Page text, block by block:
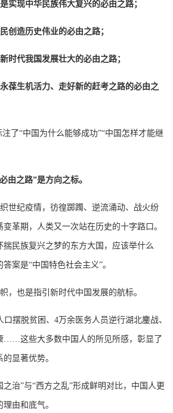
现中华民族伟大复兴的必由之路；
造历史伟业的必由之路；
代我国发展壮大的必由之路；
生机活力、走好新的赶考之路的必由之
了“中国为什么能够成功”“中国怎样才能继
由之路”是方向之标。
世纪疫情，彷徨踯躅、逆流涌动、战火纷
革期，人类又一次站在历史的十字路口。
揣民族复兴之梦的东方大国，应该举什么
案是“中国特色社会主义”。
，也是指引新时代中国发展的航标。
摆脱贫困、4万余医务人员逆行湖北鏖战、
……这些大多数中国人的所见所感，彰显了
显著优势。
治”与“西方之乱”形成鲜明对比，中国人更
由和底气。